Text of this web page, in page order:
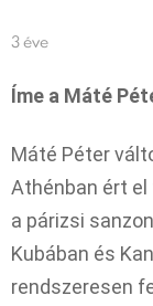
3 éve
Íme a Máté
Máté Péter
Athénban ért
a párizsi
Kubában és
rendszeresen